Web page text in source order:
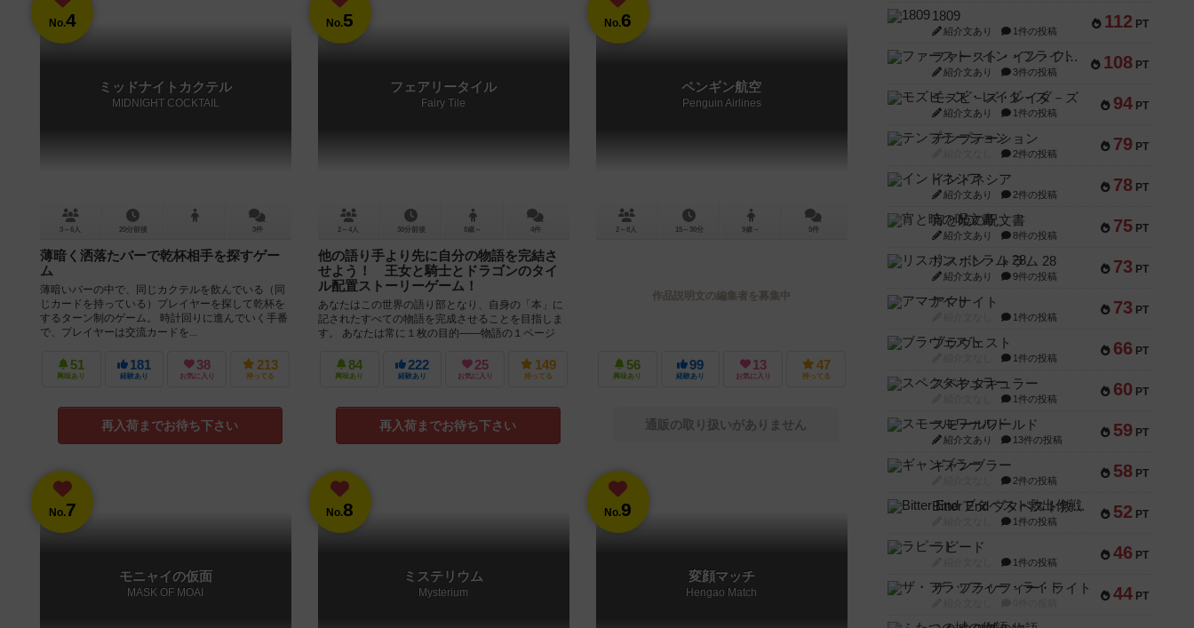
No.4
ミッドナイトカクテル
MIDNIGHT COCKTAIL
3～6人 20分前後 3件
薄暗く洒落たバーで乾杯相手を探すゲー
ム
薄暗いバーの中で、同じカクテルを飲んでいる（同
じカードを持っている）プレイヤーを探して乾杯を
するターン制のゲーム。 時計回りに進んでいく手番
で、プレイヤーは交流カードを...
51
興味あり
181
経験あり
38
お気に入り
213
持ってる
再入荷までお待ち下さい
No.5
フェアリータイル
Fairy Tile
2～4人 30分前後 8歳～ 4件
他の語り手より先に自分の物語を完結さ
せよう！ 王女と騎士とドラゴンのタイ
ル配置ストーリーゲーム！
あなたはこの世界の語り部となり、自身の「本」に
記されたすべての物語を完成させることを目指しま
す。 あなたは常に１枚の目的――物語の１ページ
84
興味あり
222
経験あり
25
お気に入り
149
持ってる
再入荷までお待ち下さい
No.6
ペンギン航空
Penguin Airlines
2～8人 15～30分 9歳～ 5件
作品説明文の編集者を募集中
56
興味あり
99
経験あり
13
お気に入り
47
持ってる
通販の取り扱いがありません
No.7
モニャイの仮面
MASK OF MOAI
No.8
ミステリウム
Mysterium
No.9
変顔マッチ
Hengao Match
112 PT
1809
紹介文あり 1件の投稿
108 PT
ファースト・イン・フライト
紹介文あり 3件の投稿
94 PT
モズビ－ズ・レイダ－ズ
紹介文あり 1件の投稿
79 PT
テンプテーション
2件の投稿
78 PT
インドネシア
紹介文あり 2件の投稿
75 PT
宵と暁の呪文書
紹介文あり 8件の投稿
73 PT
リスボン・トラム 28
紹介文あり 9件の投稿
73 PT
アマナイト
1件の投稿
66 PT
ブラヴェスト
1件の投稿
60 PT
スペクタキュラー
1件の投稿
59 PT
スモールワールド
紹介文あり 13件の投稿
58 PT
ギャンブラー
2件の投稿
52 PT
Bitter End ブタペスト救出作戦
1件の投稿
46 PT
ラピード
1件の投稿
44 PT
ザ・フラッフィー・ライト